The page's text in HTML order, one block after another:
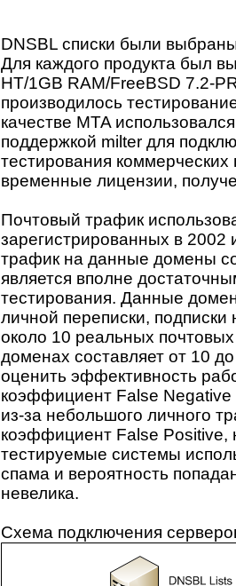
DNSBL списки были
Для каждого продукта был
HT/1GB RAM/FreeBSD 7.2-
производилось
качестве MTA
поддержкой milter для
тестирования
временные лицензии,
Почтовый трафик
зарегистрированных в
трафик на данные домены
является вполне
тестирования. Данные
личной переписки,
около 10 реальных
доменах составляет от 10
оценить эффективность
коэффициент False
из-за небольшого личного
коэффициент False Positive,
тестируемые системы
спама и вероятность
невелика.
Схема подключения